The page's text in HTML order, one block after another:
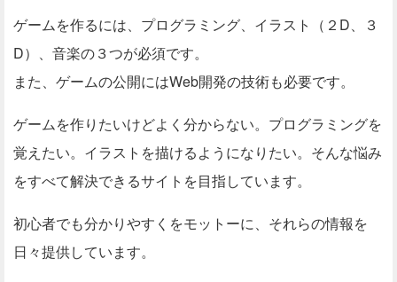
ゲームを作るには、プログラミング、イラスト（２D、３
D）、音楽の３つが必須です。
また、ゲームの公開にはWeb開発の技術も必要です。
ゲームを作りたいけどよく分からない。プログラミングを
覚えたい。イラストを描けるようになりたい。そんな悩み
をすべて解決できるサイトを目指しています。
初心者でも分かりやすくをモットーに、それらの情報を
日々提供しています。